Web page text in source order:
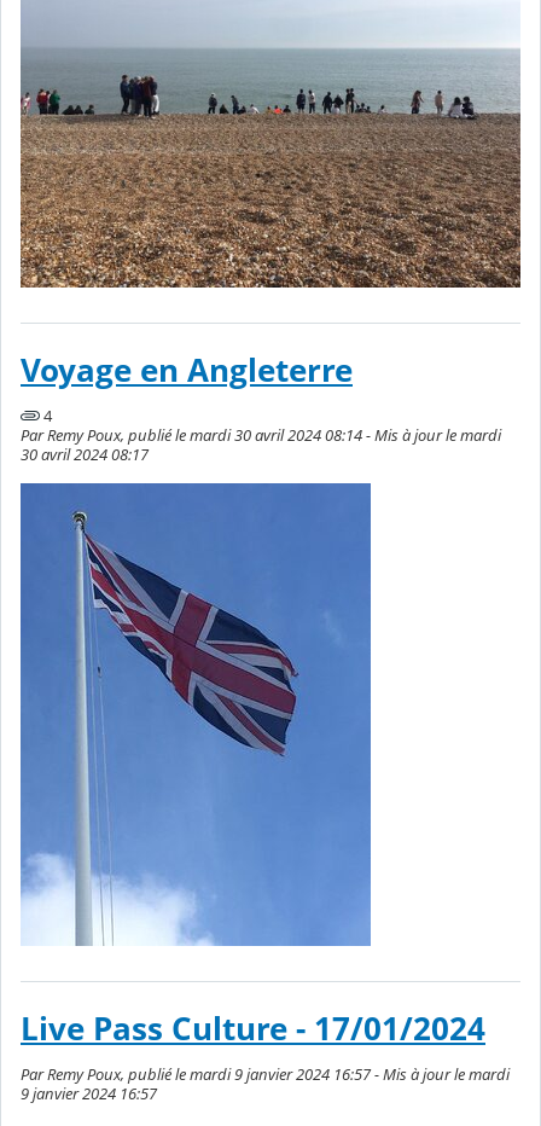
Voyage en Angleterre
4
Par Remy Poux, publié le mardi 30 avril 2024 08:14 - Mis à jour le mardi
30 avril 2024 08:17
Live Pass Culture - 17/01/2024
Par Remy Poux, publié le mardi 9 janvier 2024 16:57 - Mis à jour le mardi
9 janvier 2024 16:57